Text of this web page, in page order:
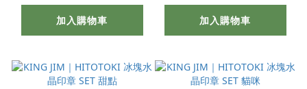
加入購物車 加入購物車